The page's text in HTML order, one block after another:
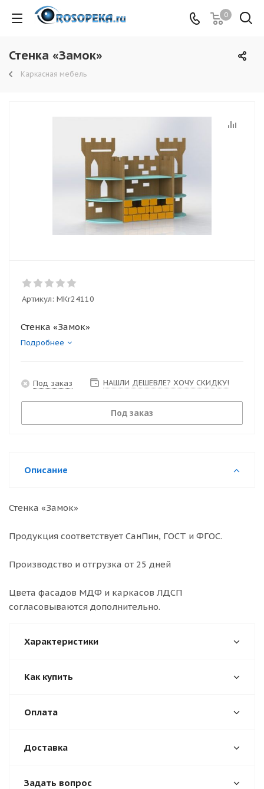
0
Стенка «Замок»
Каркасная мебель
Артикул: MKr24110
Стенка «Замок»
Подробнее
Под заказ НАШЛИ ДЕШЕВЛЕ? ХОЧУ СКИДКУ!
Под заказ
Описание
Стенка «Замок»
Продукция соответствует СанПин, ГОСТ и ФГОС.
Производство и отгрузка от 25 дней
Цвета фасадов МДФ и каркасов ЛДСП
согласовываются дополнительно.
Характеристики
Как купить
Оплата
Доставка
Задать вопрос